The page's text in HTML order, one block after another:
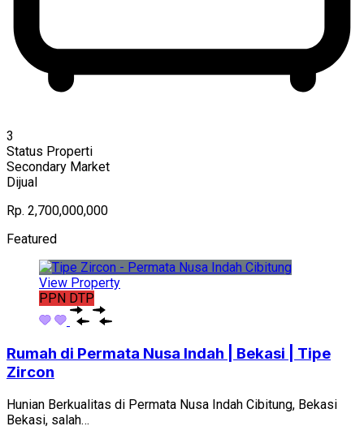
3
Status Properti
Secondary Market
Dijual
Rp. 2,700,000,000
Featured
View Property
PPN DTP
Rumah di Permata Nusa Indah | Bekasi | Tipe
Zircon
Hunian Berkualitas di Permata Nusa Indah Cibitung, Bekasi
Bekasi, salah…